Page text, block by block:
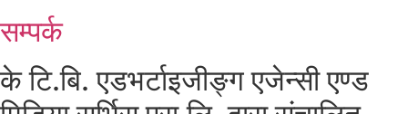
सम्पर्क
के टि.बि. एडभर्टाइजीङ्ग एजेन्सी एण्ड